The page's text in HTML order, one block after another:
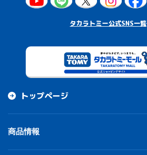
タカラトミー公式SNS一覧
トップページ
商品情報